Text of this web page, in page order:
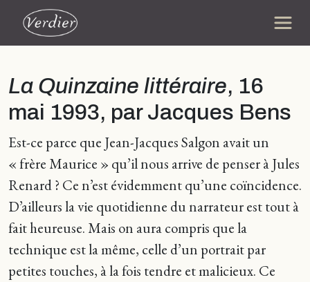
La Quinzaine littéraire, 16
mai 1993, par Jacques Bens
Est-ce parce que Jean-Jacques Salgon avait un
« frère Maurice » qu’il nous arrive de penser à Jules
Renard ? Ce n’est évidemment qu’une coïncidence.
D’ailleurs la vie quotidienne du narrateur est tout à
fait heureuse. Mais on aura compris que la
technique est la même, celle d’un portrait par
petites touches, à la fois tendre et malicieux. Ce